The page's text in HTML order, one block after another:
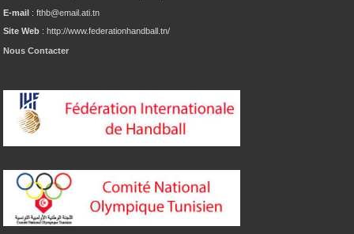
E-mail : fthb@email.ati.tn
Site Web : http://www.federationhandball.tn/
Nous Contacter